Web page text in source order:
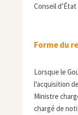
Conseil d’État
Forme du
Lorsque le
l’acquisition
Ministre
chargé de